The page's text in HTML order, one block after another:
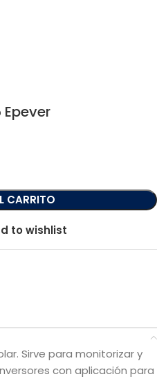
CARRITO
to wishlist
Sirve para monitorizar y
con aplicación para